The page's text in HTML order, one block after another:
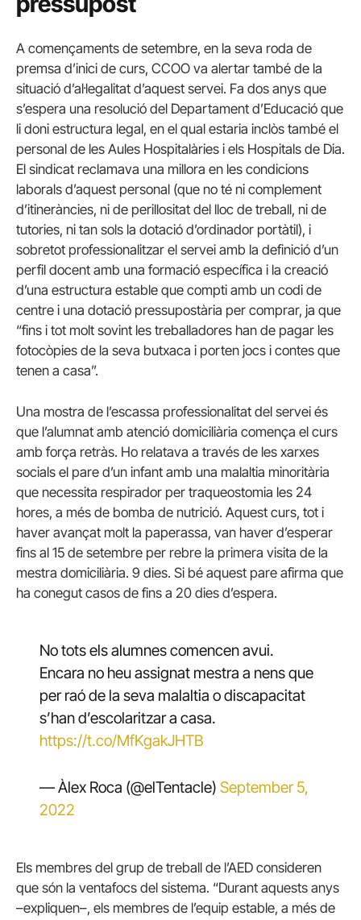
A començaments de setembre, en la seva roda de
premsa d’inici de curs, CCOO va alertar també de la
situació d’al·legalitat d’aquest servei. Fa dos anys que
s’espera una resolució del Departament d’Educació que
li doni estructura legal, en el qual estaria inclòs també el
personal de les Aules Hospitalàries i els Hospitals de Dia.
El sindicat reclamava una millora en les condicions
laborals d’aquest personal (que no té ni complement
d’itineràncies, ni de perillositat del lloc de treball, ni de
tutories, ni tan sols la dotació d’ordinador portàtil), i
sobretot professionalitzar el servei amb la definició d’un
perfil docent amb una formació específica i la creació
d’una estructura estable que compti amb un codi de
centre i una dotació pressupostària per comprar, ja que
“fins i tot molt sovint les treballadores han de pagar les
fotocòpies de la seva butxaca i porten jocs i contes que
tenen a casa”.
Una mostra de l’escassa professionalitat del servei és
que l’alumnat amb atenció domiciliària comença el curs
amb força retràs. Ho relatava a través de les xarxes
socials el pare d’un infant amb una malaltia minoritària
que necessita respirador per traqueostomia les 24
hores, a més de bomba de nutrició. Aquest curs, tot i
haver avançat molt la paperassa, van haver d’esperar
fins al 15 de setembre per rebre la primera visita de la
mestra domiciliària. 9 dies. Si bé aquest pare afirma que
ha conegut casos de fins a 20 dies d’espera.
No tots els alumnes comencen avui.
Encara no heu assignat mestra a nens que
per raó de la seva malaltia o discapacitat
s’han d’escolaritzar a casa.
https://t.co/MfKgakJHTB
— Àlex Roca (@elTentacle) September 5,
2022
Els membres del grup de treball de l’AED consideren
que són la ventafocs del sistema. “Durant aquests anys
–expliquen–, els membres de l’equip estable, a més de